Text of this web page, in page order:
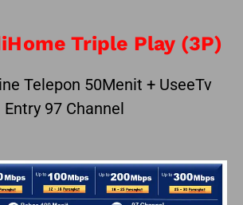
Triple Play (3P)
Telepon 50Menit + UseeTv
Entry 97 Channel